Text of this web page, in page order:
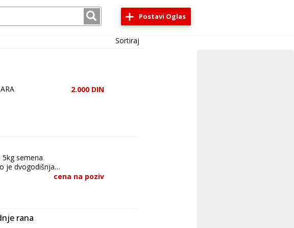
Postavi Oglas
Sortiraj
2.000 DIN
semena
je dvogodišnja
uljane
hranu u
cena na poziv
rana